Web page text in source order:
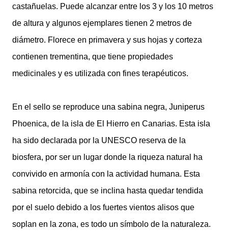
castañuelas. Puede alcanzar entre los 3 y los 10 metros
de altura y algunos ejemplares tienen 2 metros de
diámetro. Florece en primavera y sus hojas y corteza
contienen trementina, que tiene propiedades
medicinales y es utilizada con fines terapéuticos.
En el sello se reproduce una sabina negra, Juniperus
Phoenica, de la isla de El Hierro en Canarias. Esta isla
ha sido declarada por la UNESCO reserva de la
biosfera, por ser un lugar donde la riqueza natural ha
convivido en armonía con la actividad humana. Esta
sabina retorcida, que se inclina hasta quedar tendida
por el suelo debido a los fuertes vientos alisos que
soplan en la zona, es todo un símbolo de la naturaleza.